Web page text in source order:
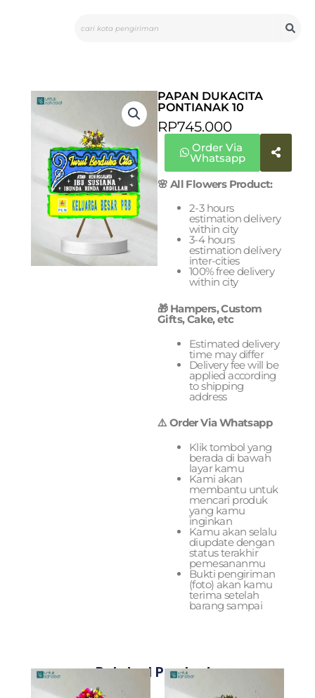
PAPAN DUKACITA
PONTIANAK 10
RP745.000
Order Via
Whatsapp
🌸 All Flowers Product:
2-3 hours
estimation delivery
within city
3-4 hours
estimation delivery
inter-cities
100% free delivery
within city
🎁 Hampers, Custom
Gifts, Cake, etc
Estimated delivery
time may differ
Delivery fee will be
applied according
to shipping
address
⚠️ Order Via Whatsapp
Klik tombol yang
berada di bawah
layar kamu
Kami akan
membantu untuk
mencari produk
yang kamu
inginkan
Kamu akan selalu
diupdate dengan
status terakhir
pemesananmu
Bukti pengiriman
(foto) akan kamu
terima setelah
barang sampai
Related Products